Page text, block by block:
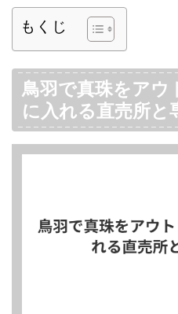
もくじ
鳥羽で真珠をアウ
に入れる直売所と